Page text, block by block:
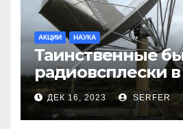
АКЦИИ НАУКА
Таинственные
радиовсплески
сделались все
странными
ДЕК 16, 2023 SERFER